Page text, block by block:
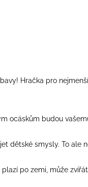
Hračka pro
ocáskům budou
dětské smysly. To ale
po zemi, může